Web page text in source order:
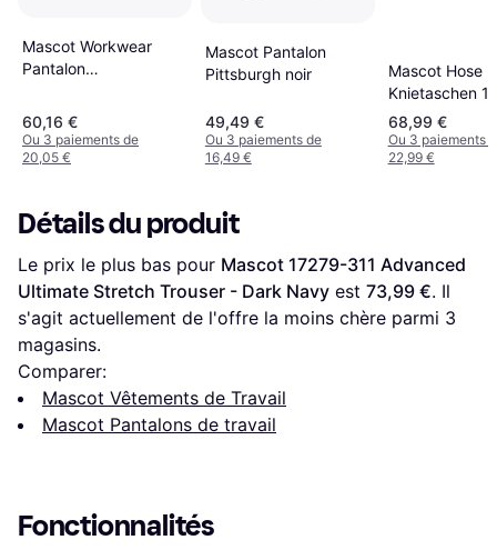
Mascot Workwear
Pantalon
Unisexe, Noir en
Coton, polyester
60,16 €
Ou 3 paiements de
20,05 €
Mascot Pantalon
Pittsburgh noir
49,49 €
Ou 3 paiements de
16,49 €
Mascot Hose
Knietaschen
154 Schwarz
68,99 €
Ou 3 paiements
22,99 €
Détails du produit
Le prix le plus bas pour Mascot 17279-311 Advanced
Ultimate Stretch Trouser - Dark Navy est 73,99 €. Il
s'agit actuellement de l'offre la moins chère parmi 3
magasins.
Comparer:
Mascot Vêtements de Travail
Mascot Pantalons de travail
Fonctionnalités